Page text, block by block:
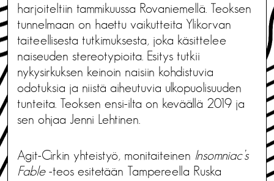
harjoiteltiin tammikuussa Rovaniemellä. Teoksen
tunnelmaan on haettu vaikutteita Ylikorvan
taiteellisesta tutkimuksesta, joka käsittelee
naiseuden stereotypioita. Esitys tutkii
nykysirkuksen keinoin naisiin kohdistuvia
odotuksia ja niistä aiheutuvia ulkopuolisuuden
tunteita. Teoksen ensi-ilta on keväällä 2019 ja
sen ohjaa Jenni Lehtinen.
Agit-Cirkin yhteistyö, monitaiteinen Insomniac’s
Fable-teos esitetään Tampereella Ruska